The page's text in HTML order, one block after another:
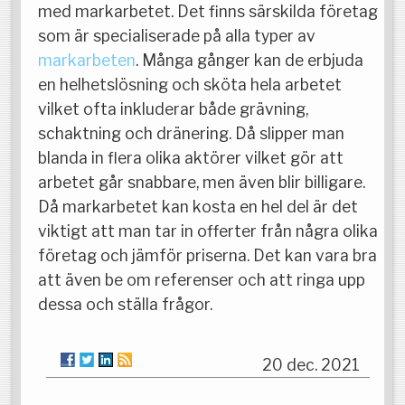
med markarbetet. Det finns särskilda företag
som är specialiserade på alla typer av
markarbeten. Många gånger kan de erbjuda
en helhetslösning och sköta hela arbetet
vilket ofta inkluderar både grävning,
schaktning och dränering. Då slipper man
blanda in flera olika aktörer vilket gör att
arbetet går snabbare, men även blir billigare.
Då markarbetet kan kosta en hel del är det
viktigt att man tar in offerter från några olika
företag och jämför priserna. Det kan vara bra
att även be om referenser och att ringa upp
dessa och ställa frågor.
20 dec. 2021